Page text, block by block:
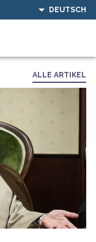
DEUTSCH
ALLE ARTIKEL